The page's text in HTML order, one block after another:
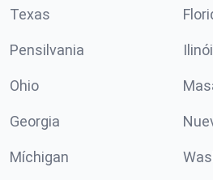
Texas
Pensilvania
Ohio
Georgia
Míchigan